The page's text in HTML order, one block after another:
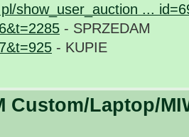
show_user_auction ...
- SPRZEDAM
- KUPIE
Custom/Laptop/